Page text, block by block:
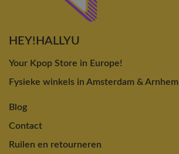
HEY!HALLYU
Your Kpop Store in Europe!
Fysieke winkels in Amsterdam & Arnhem
Blog
Contact
Ruilen en retourneren